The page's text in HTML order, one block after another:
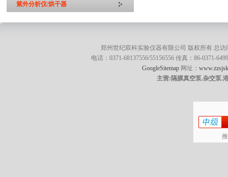
紫外分析仪/烘干器
郑州世纪双科实验仪器有限公司 版权所有 总访
电话：0371-68137556/55156556 传真：86-0371-
GoogleSitemap 网址：
主营:隔膜真空泵.杂交泵.